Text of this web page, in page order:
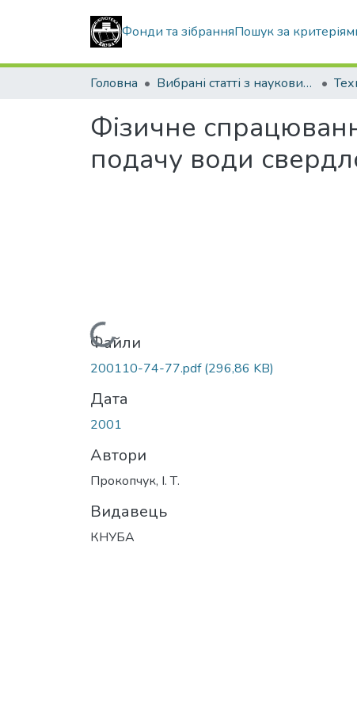
Фонди та зібранняПошук за
Головна Вибрані статті з наукових збірників КНУБА
Фізичне
подачу води
Вантажиться...
Файли
200110-74-77.pdf(296,86 KB)
Дата
2001
Автори
Прокопчук, І. Т.
Видавець
КНУБА